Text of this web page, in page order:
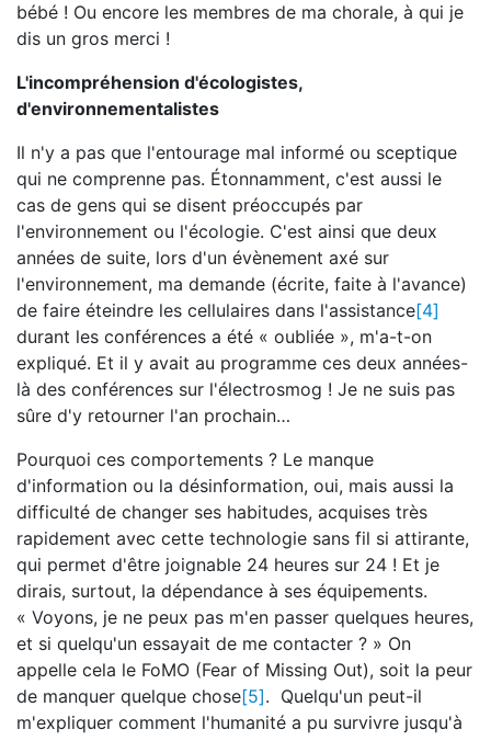
bébé ! Ou encore les membres de ma chorale, à qui je
dis un gros merci !
L'incompréhension d'écologistes,
d'environnementalistes
Il n'y a pas que l'entourage mal informé ou sceptique
qui ne comprenne pas. Étonnamment, c'est aussi le
cas de gens qui se disent préoccupés par
l'environnement ou l'écologie. C'est ainsi que deux
années de suite, lors d'un évènement axé sur
l'environnement, ma demande (écrite, faite à l'avance)
de faire éteindre les cellulaires dans l'assistance[4]
durant les conférences a été « oubliée », m'a-t-on
expliqué. Et il y avait au programme ces deux années-
là des conférences sur l'électrosmog ! Je ne suis pas
sûre d'y retourner l'an prochain…
Pourquoi ces comportements ? Le manque
d'information ou la désinformation, oui, mais aussi la
difficulté de changer ses habitudes, acquises très
rapidement avec cette technologie sans fil si attirante,
qui permet d'être joignable 24 heures sur 24 ! Et je
dirais, surtout, la dépendance à ses équipements.
« Voyons, je ne peux pas m'en passer quelques heures,
et si quelqu'un essayait de me contacter ? » On
appelle cela le FoMO (Fear of Missing Out), soit la peur
de manquer quelque chose[5]. Quelqu'un peut-il
m'expliquer comment l'humanité a pu survivre jusqu'à